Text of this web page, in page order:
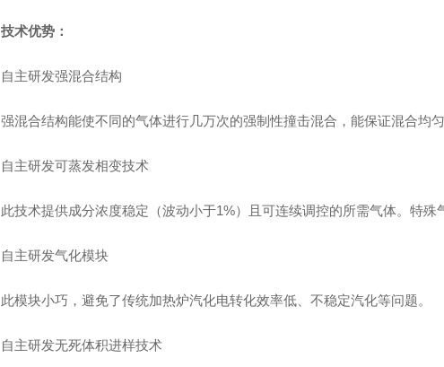
技术优势：
自主研发强混合结构
强混合结构能使不同的气体进行几万次的强制性撞击混合，能保证混合均匀
自主研发可蒸发相变技术
此技术提供成分浓度稳定（波动小于1%）且可连续调控的所需气体。特殊
自主研发气化模块
此模块小巧，避免了传统加热炉汽化电转化效率低、不稳定汽化等问题。
自主研发无死体积进样技术